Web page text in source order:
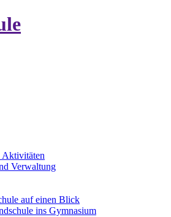
Aktivitäten
Verwaltung
auf einen Blick
ins Gymnasium